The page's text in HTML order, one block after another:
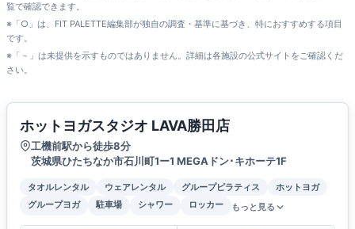
覧で確認できます。
※「○」は、FIT PALETTE編集部が独自の調査・基準に基づき、特におすすめする項目
です。
※「－」は未提供を示すものではありません。詳細は各施設の公式サイトをご確認くだ
さい。
ホットヨガスタジオ LAVA勝田店
工機前駅から徒歩8分
茨城県ひたちなか市石川町1ー1 MEGAドン･キホーテ1F
タオルレンタル ウェアレンタル グループピラティス
ホットヨガ
グループヨガ
駐車場 シャワー ロッカー もっと見る